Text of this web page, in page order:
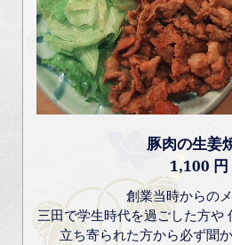
豚肉の生姜
1,100 円
創業当時からの
三田で学生時代を過ごした方や
立ち寄られた方から必ず聞